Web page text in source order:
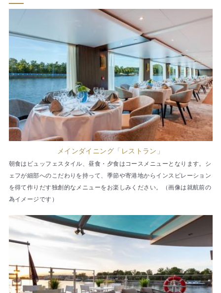
メインダイニング「レストラン」
朝食はビュッフェスタイル、昼食・夕食はコースメニューとなります。シ
ェフが細部へのこだわりを持って、季節や寄港地からインスピレーション
を得て作りだす独創的なメニューをお楽しみください。（画像は就航前の
為イメージです）